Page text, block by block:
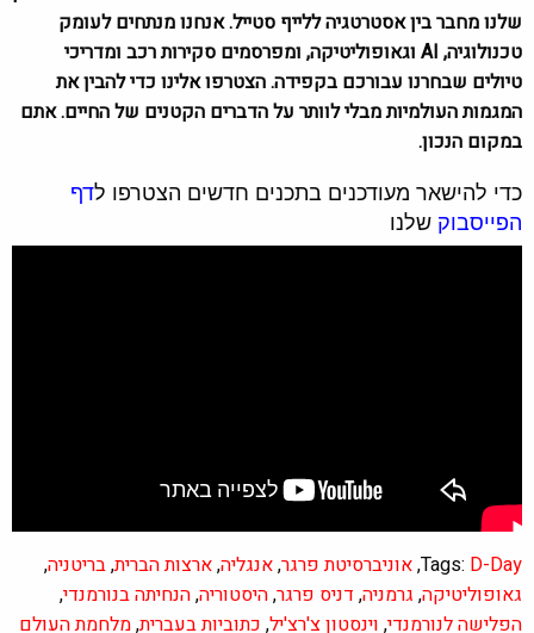
שלנו מחבר בין אסטרטגיה ללייף סטייל. אנחנו מנתחים לעומק
טכנולוגיה, AI וגאופוליטיקה, ומפרסמים סקירות רכב ומדריכי
טיולים שבחרנו עבורכם בקפידה. הצטרפו אלינו כדי להבין את
המגמות העולמיות מבלי לוותר על הדברים הקטנים של החיים. אתם
במקום הנכון.
כדי להישאר מעודכנים בתכנים חדשים הצטרפו לדף
הפייסבוק שלנו
Tags: D-Day
,אוניברסיטת פרגר,אנגליה,ארצות הברית,בריטניה,
גאופוליטיקה, גרמניה, דניס פרגר,היסטוריה,הנחיתה בנורמנדי,
הפלישה לנורמנדי, וינסטון צ'רצ'יל, כתוביות בעברית,מלחמת העולם